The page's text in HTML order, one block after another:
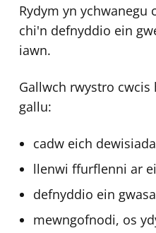
Rydym yn ychwanegu
chi'n defnyddio ein
iawn.
Gallwch rwystro
gallu:
cadw eich
llenwi ffurflenni ar
defnyddio ein
mewngofnodi, os